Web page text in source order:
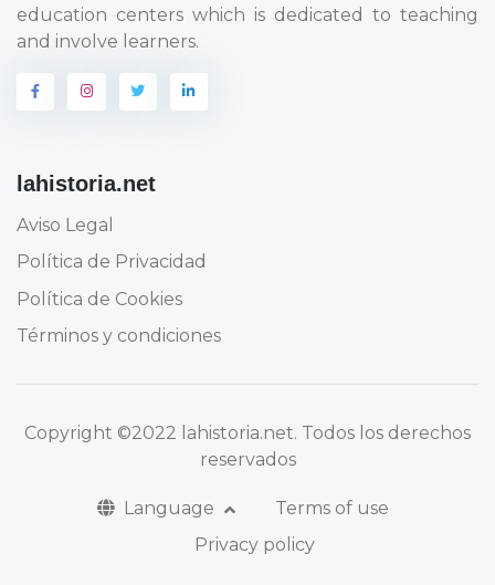
education centers which is dedicated to teaching
and involve learners.
lahistoria.net
Aviso Legal
Política de Privacidad
Política de Cookies
Términos y condiciones
Copyright ©2022 lahistoria.net. Todos los derechos
reservados
Language
Terms of use
Privacy policy